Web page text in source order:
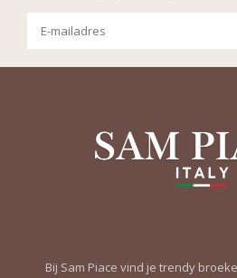
Bij Sam Piace vind je trendy